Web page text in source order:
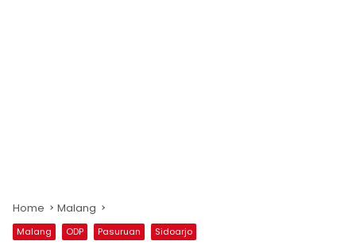
Home Malang
Malang ODP Pasuruan Sidoarjo